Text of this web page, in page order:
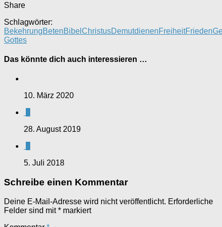
Share
Schlagwörter:
BekehrungBetenBibel ChristusDemutdienenFreiheitFrieden
Gottes
Das könnte dich auch interessieren …
10. März 2020
28. August 2019
5. Juli 2018
Schreibe einen Kommentar
Deine E-Mail-Adresse wird nicht veröffentlicht. Erforderliche
Felder sind mit* markiert